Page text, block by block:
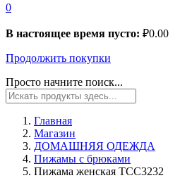
0
В настоящее время пусто: ₽0.00
Продолжить покупки
Просто начните поиск...
Главная
Магазин
ДОМАШНЯЯ ОДЕЖДА
Пижамы с брюками
Пижама женская TCC3232